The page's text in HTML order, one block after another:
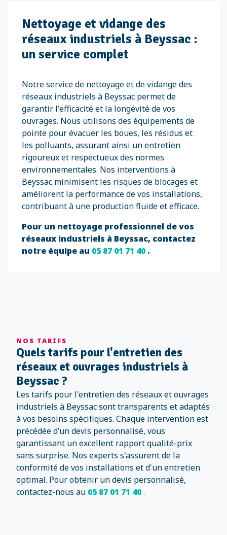
Nettoyage et vidange des
réseaux industriels à Beyssac :
un service complet
Notre service de nettoyage et de vidange des
réseaux industriels à Beyssac permet de
garantir l'efficacité et la longévité de vos
ouvrages. Nous utilisons des équipements de
pointe pour évacuer les boues, les résidus et
les polluants, assurant ainsi un entretien
rigoureux et respectueux des normes
environnementales. Nos interventions à
Beyssac minimisent les risques de blocages et
améliorent la performance de vos installations,
contribuant à une production fluide et efficace.
Pour un nettoyage professionnel de vos
réseaux industriels à Beyssac, contactez
notre équipe au 05 87 01 71 40.
NOS TARIFS
Quels tarifs pour l'entretien des
réseaux et ouvrages industriels à
Beyssac ?
Les tarifs pour l'entretien des réseaux et ouvrages
industriels à Beyssac sont transparents et adaptés
à vos besoins spécifiques. Chaque intervention est
précédée d’un devis personnalisé, vous
garantissant un excellent rapport qualité-prix
sans surprise. Nos experts s'assurent de la
conformité de vos installations et d'un entretien
optimal. Pour obtenir un devis personnalisé,
contactez-nous au 05 87 01 71 40.